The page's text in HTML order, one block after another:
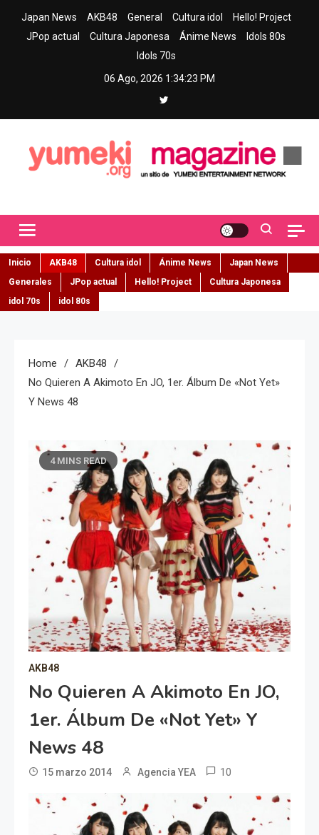
Japan News AKB48 General Cultura idol
Hello! Project
JPop actual
Cultura Japonesa Ánime News
Idols 80s
Idols 70s
06 Ago, 2026 1:34:25 PM
Inicio AKB48 Cultura idol Ánime News
Japan News
Generales
JPop actual Hello! Project
Cultura Japonesa
idol 70s
idol 80s
Home
AKB48
No Quieren A Akimoto En JO, 1er. Álbum De «Not Yet»
Y News 48
4 MINS READ
AKB48
No Quieren A Akimoto En JO,
1er. Álbum De «Not Yet» Y
News 48
15 marzo 2014 Agencia YEA 10